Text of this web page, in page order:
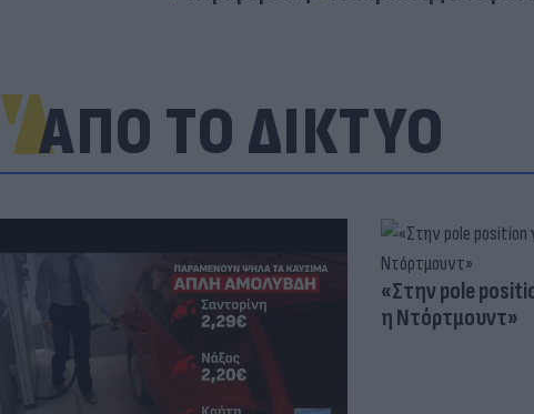
ΑΠΟ ΤΟ ΔΙΚΤΥΟ
«Στην pole
η Ντόρτμουντ»